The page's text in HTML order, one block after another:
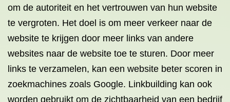
om de autoriteit en het vertrouwen van hun website
te vergroten. Het doel is om meer verkeer naar de
website te krijgen door meer links van andere
websites naar de website toe te sturen. Door meer
links te verzamelen, kan een website beter scoren in
zoekmachines zoals Google. Linkbuilding kan ook
worden gebruikt om de zichtbaarheid van een bedrijf